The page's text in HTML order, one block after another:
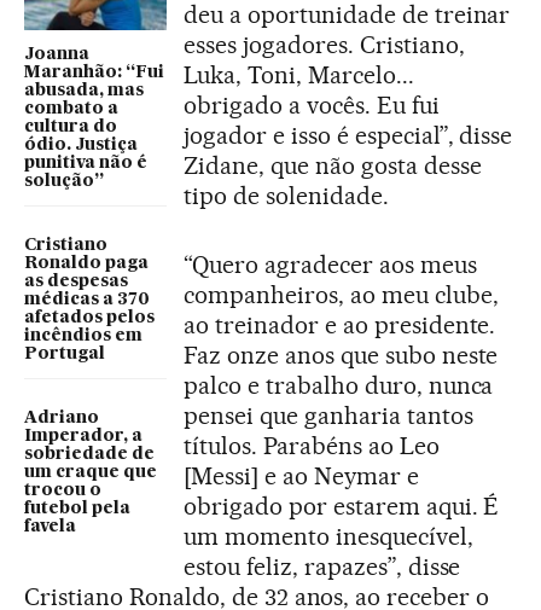
Joanna
Maranhão: “Fui
abusada, mas
combato a
cultura do
ódio. Justiça
punitiva não é
solução”
Cristiano
Ronaldo paga
as despesas
médicas a 370
afetados pelos
incêndios em
Portugal
Adriano
Imperador, a
sobriedade de
um craque que
trocou o
futebol pela
favela
deu a oportunidade de treinar
esses jogadores. Cristiano,
Luka, Toni, Marcelo...
obrigado a vocês. Eu fui
jogador e isso é especial”, disse
Zidane, que não gosta desse
tipo de solenidade.
“Quero agradecer aos meus
companheiros, ao meu clube,
ao treinador e ao presidente.
Faz onze anos que subo neste
palco e trabalho duro, nunca
pensei que ganharia tantos
títulos. Parabéns ao Leo
[Messi] e ao Neymar e
obrigado por estarem aqui. É
um momento inesquecível,
estou feliz, rapazes”, disse
Cristiano Ronaldo, de 32 anos, ao receber o